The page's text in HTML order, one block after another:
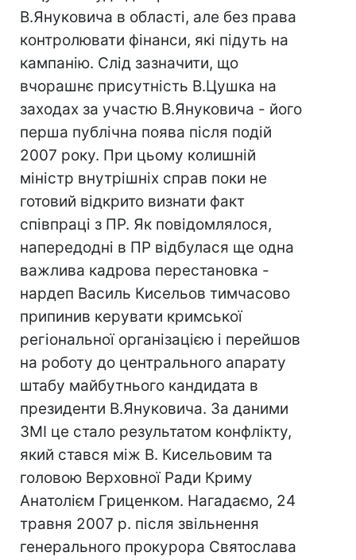
В.Януковича в області, але без права
контролювати фінанси, які підуть на
кампанію. Слід зазначити, що
вчорашнє присутність В.Цушка на
заходах за участю В.Януковича - його
перша публічна поява після подій
2007 року. При цьому колишній
міністр внутрішніх справ поки не
готовий відкрито визнати факт
співпраці з ПР. Як повідомлялося,
напередодні в ПР відбулася ще одна
важлива кадрова перестановка -
нардеп Василь Кисельов тимчасово
припинив керувати кримської
регіональної організацією і перейшов
на роботу до центрального апарату
штабу майбутнього кандидата в
президенти В.Януковича. За даними
ЗМІ це стало результатом конфлікту,
який стався між В. Кисельовим та
головою Верховної Ради Криму
Анатолієм Гриценком. Нагадаємо, 24
травня 2007 р. після звільнення
генерального прокурора Святослава